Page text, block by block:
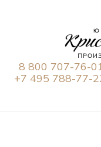
8 800 707-76-
+7 495 788-77-